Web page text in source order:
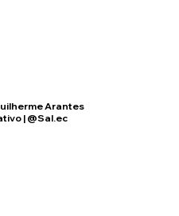
Arantes
| @Sal.ec